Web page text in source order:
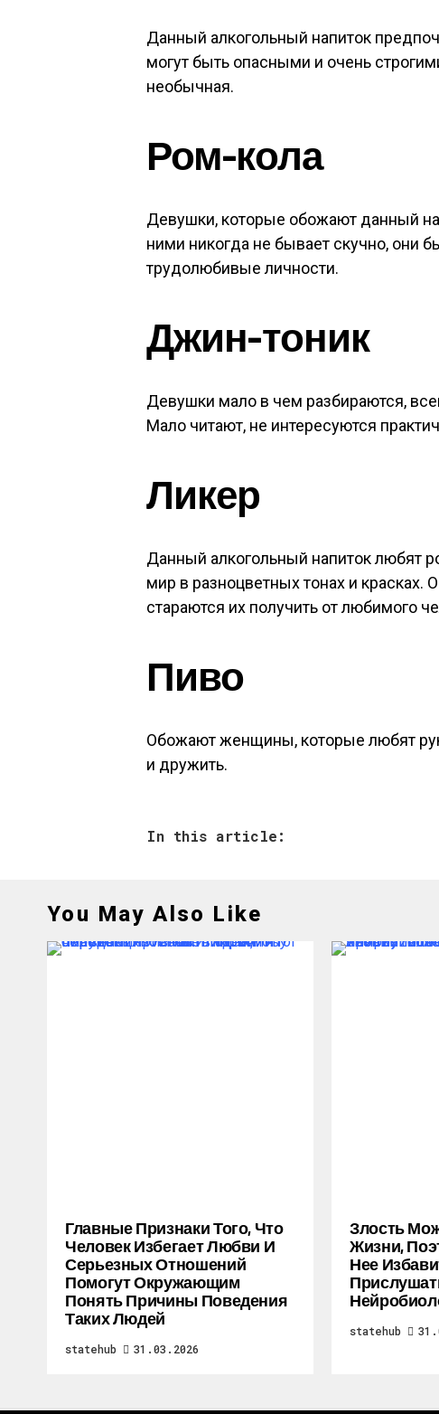
Данный алкогольный напиток
могут быть опасными и очень
необычная.
Ром-кола
Девушки, которые обожают данный
ними никогда не бывает скучно, они
трудолюбивые личности.
Джин-тоник
Девушки мало в чем разбираются,
Мало читают, не интересуются
Ликер
Данный алкогольный напиток любят
мир в разноцветных тонах и
стараются их получить от любимого
Пиво
Обожают женщины, которые любят
и дружить.
In this article:
You May Also Like
Главные Признаки Того, Что
Человек Избегает Любви И
Серьезных Отношений
Помогут Окружающим
Понять Причины Поведения
Таких Людей
statehub 31.03.2026
Злость
Жизни,
Нее
statehub